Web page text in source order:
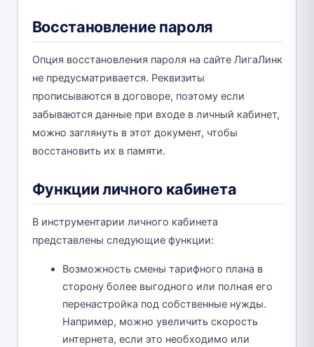
Восстановление пароля
Опция восстановления пароля на сайте ЛигаЛинк
не предусматривается. Реквизиты
прописываются в договоре, поэтому если
забываются данные при входе в личный кабинет,
можно заглянуть в этот документ, чтобы
восстановить их в памяти.
Функции личного кабинета
В инструментарии личного кабинета
представлены следующие функции:
Возможность смены тарифного плана в
сторону более выгодного или полная его
перенастройка под собственные нужды.
Например, можно увеличить скорость
интернета, если это необходимо или